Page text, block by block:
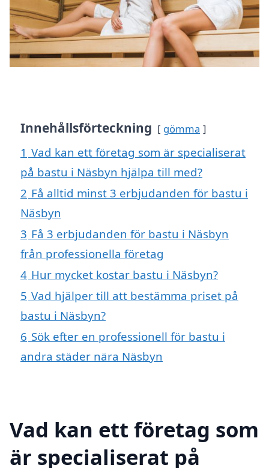
Innehållsförteckning gömma
1 Vad kan ett företag som är specialiserat
på bastu i Näsbyn hjälpa till med?
2 Få alltid minst 3 erbjudanden för bastu i
Näsbyn
3 Få 3 erbjudanden för bastu i Näsbyn
från professionella företag
4 Hur mycket kostar bastu i Näsbyn?
5 Vad hjälper till att bestämma priset på
bastu i Näsbyn?
6 Sök efter en professionell för bastu i
andra städer nära Näsbyn
Vad kan ett företag som
är specialiserat på